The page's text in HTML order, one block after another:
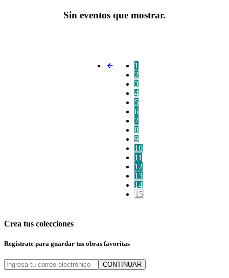
Sin eventos que mostrar.
1
2
3
4
5
6
7
8
9
10
11
12
13
14
15
Crea tus colecciones
Regístrate para guardar tus obras favoritas
CONTINUAR